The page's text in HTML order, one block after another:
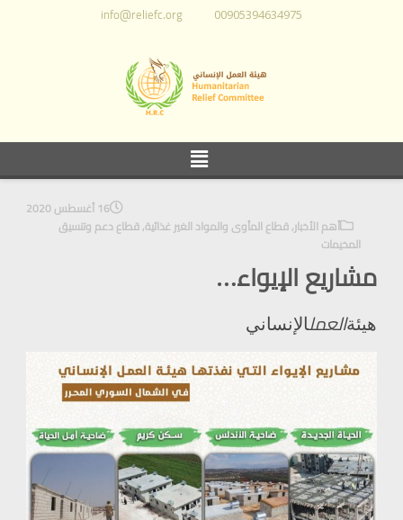
00905394634975
info@reliefc.org
16 أغسطس 2020
أهم الأخبار,قطاع المأوى والمواد الغير غذائية,قطاع دعم وتنسيق
المخيمات
مشاريع الإيواء…
هيئةالعملالإنساني